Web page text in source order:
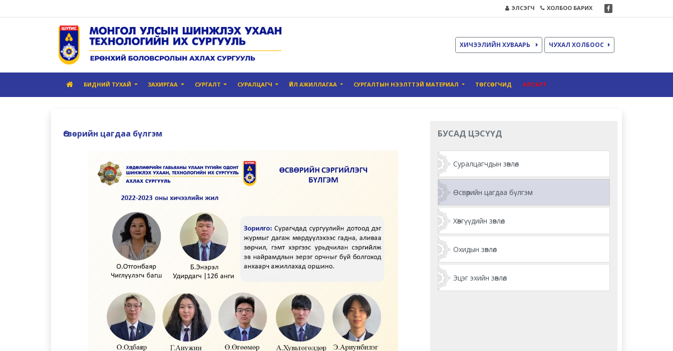
ЭЛСЭГЧ ХОЛБОО БАРИХ
ХИЧЭЭЛИЙН ХУВААРЬ ЧУХАЛ ХОЛБООС
БИДНИЙ ТУХАЙ ЗАХИРГАА СУРГАЛТ СУРАЛЦАГЧ ҮЙЛ АЖИЛЛАГАА СУРГАЛТЫН НЭЭЛТТЭЙ МАТЕРИАЛ ТӨГСӨГЧИД ЭЛСЭЛТ
Өсвөрийн цагдаа бүлгэм БУСАД ЦЭСҮҮД
Суралцагчдын зөвлөл
Өсвөрийн цагдаа бүлгэм
Хөвгүүдийн зөвлөл
Охидын зөвлөл
Эцэг эхийн зөвлөл